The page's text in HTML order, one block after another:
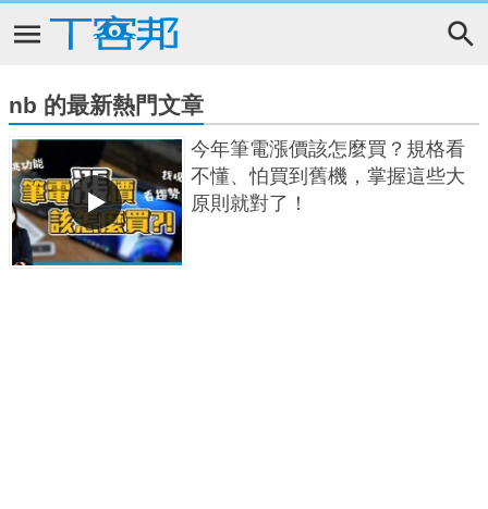
nb 的最新熱門文章
今年筆電漲價該怎麼買？規格看
不懂、怕買到舊機，掌握這些大
原則就對了！